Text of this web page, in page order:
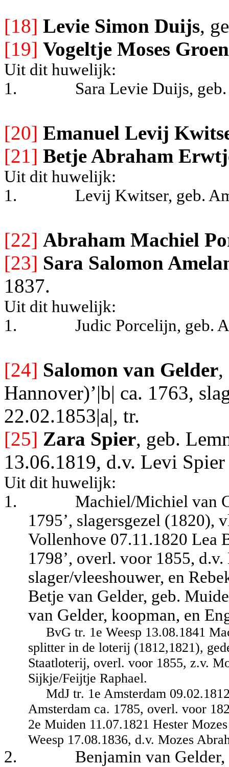
[18] Levie Simon Duijs,
[19] Vogeltje Moses Groen
Uit dit huwelijk:
1.
Sara Levie Duijs,
[20] Emanuel Levij
[21] Betje Abraham
Uit dit huwelijk:
1.
Levij Kwitser, geb.
[22] Abraham Machiel
[23] Sara Salomon
1837.
Uit dit huwelijk:
1.
Judic Porcelijn, geb.
[24] Salomon van Gelder,
Hannover)’|b| ca. 1763,
22.02.1853|a|, tr.
[25] Zara Spier, geb.
13.06.1819, d.v. Levi
Uit dit huwelijk:
1.
Machiel/Michiel van
1795’, slagersgezel (1820),
Vollenhove 07.11.1820 Lea
1798’, overl. voor 1855,
slager/vleeshouwer, en
Betje van Gelder, geb.
van Gelder, koopman, en
BvG tr. 1e Weesp 13.08.1841
splitter in de loterij (1812,1821),
Staatloterij, overl. voor 1855, z.v.
Sijkje/Feijtje Raphael.
MdJ tr. 1e Amsterdam
Amsterdam ca. 1785, overl. voor
2e Muiden 11.07.1821 Hester
Weesp 17.08.1836, d.v. Mozes
2.
Benjamin van